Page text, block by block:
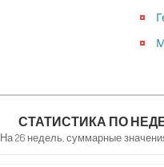
СТАТИСТИКА ПО
На 26 недель, суммарные